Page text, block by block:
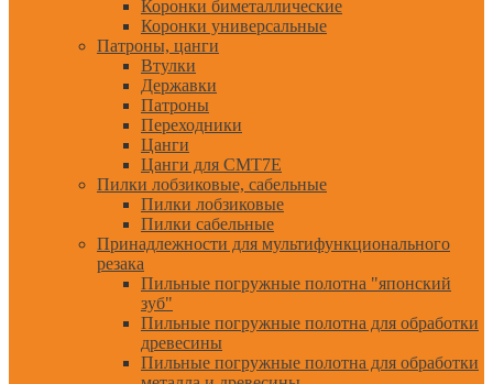
Коронки биметаллические
Коронки универсальные
Патроны, цанги
Втулки
Державки
Патроны
Переходники
Цанги
Цанги для CMT7E
Пилки лобзиковые, сабельные
Пилки лобзиковые
Пилки сабельные
Принадлежности для мультифункционального
резака
Пильные погружные полотна "японский
зуб"
Пильные погружные полотна для обработки
древесины
Пильные погружные полотна для обработки